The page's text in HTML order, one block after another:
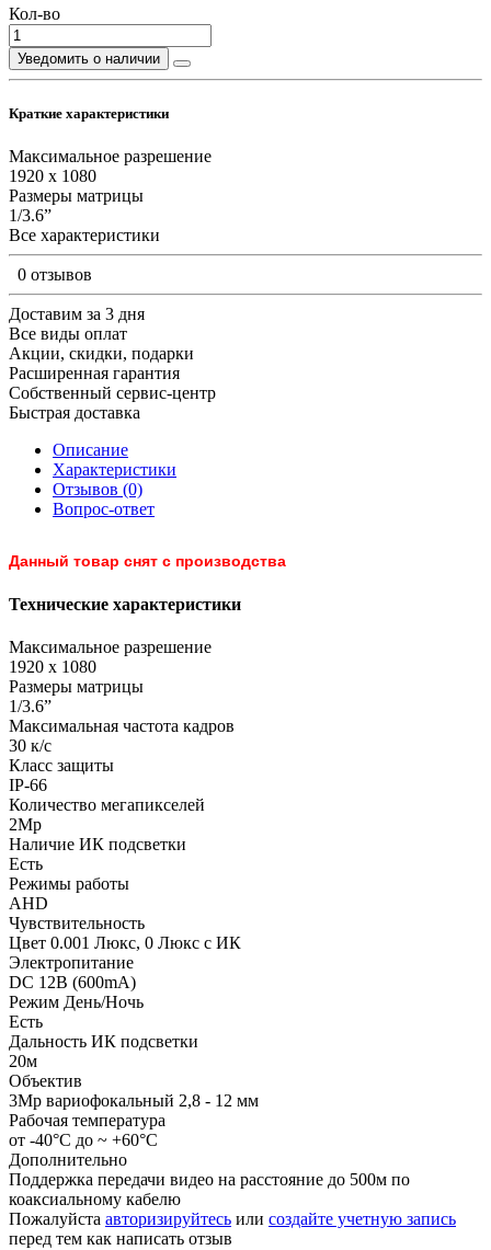
Кол-во
Уведомить о наличии
Краткие характеристики
Максимальное разрешение
1920 х 1080
Размеры матрицы
1/3.6”
Все характеристики
0 отзывов
Доставим за 3 дня
Все виды оплат
Акции, скидки, подарки
Расширенная гарантия
Собственный сервис-центр
Быстрая доставка
Описание
Характеристики
Отзывов (0)
Вопрос-ответ
Данный товар снят с производства
Технические характеристики
Максимальное разрешение
1920 х 1080
Размеры матрицы
1/3.6”
Максимальная частота кадров
30 к/с
Класс защиты
IP-66
Количество мегапикселей
2Mp
Наличие ИК подсветки
Есть
Режимы работы
AHD
Чувствительность
Цвет 0.001 Люкс, 0 Люкс с ИК
Электропитание
DC 12В (600mA)
Режим День/Ночь
Есть
Дальность ИК подсветки
20м
Объектив
3Mp вариофокальный 2,8 - 12 мм
Рабочая температура
от -40°С до ~ +60°С
Дополнительно
Поддержка передачи видео на расстояние до 500м по
коаксиальному кабелю
Пожалуйста авторизируйтесь или создайте учетную запись
перед тем как написать отзыв